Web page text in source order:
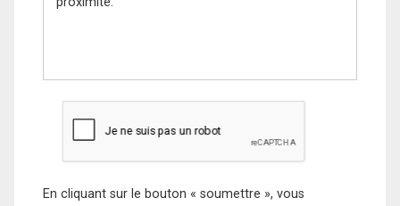
En cliquant sur le bouton « soumettre », vous